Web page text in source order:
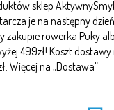
sklep
je na następny
zakupie rowerka Puky
499zł! Koszt dostawy
Więcej na „Dostawa”